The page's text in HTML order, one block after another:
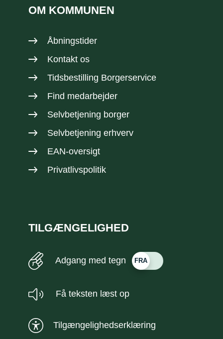
OM KOMMUNEN
Åbningstider
Kontakt os
Tidsbestilling Borgerservice
Find medarbejder
Selvbetjening borger
Selvbetjening erhverv
EAN-oversigt
Privatlivspolitik
TILGÆNGELIGHED
Adgang med tegn
Få teksten læst op
Tilgængelighedserklæring